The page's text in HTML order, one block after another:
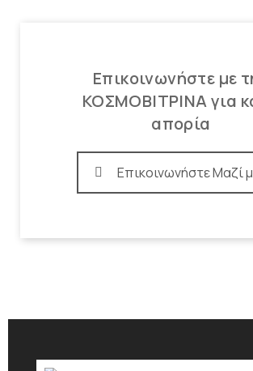
Επικοινωνήστε με
ΚΟΣΜΟΒΙΤΡΙΝΑ για
απορία
Επικοινωνήστε Μαζί